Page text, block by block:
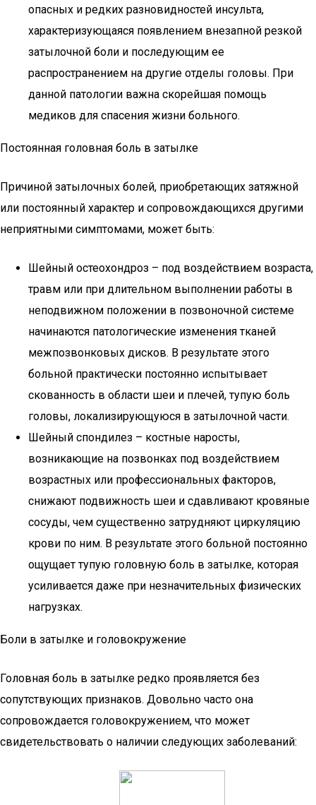
опасных и редких разновидностей инсульта,
характеризующаяся появлением внезапной резкой
затылочной боли и последующим ее
распространением на другие отделы головы. При
данной патологии важна скорейшая помощь
медиков для спасения жизни больного.
Постоянная головная боль в затылке
Причиной затылочных болей, приобретающих затяжной
или постоянный характер и сопровождающихся другими
неприятными симптомами, может быть:
Шейный остеохондроз – под воздействием возраста,
травм или при длительном выполнении работы в
неподвижном положении в позвоночной системе
начинаются патологические изменения тканей
межпозвонковых дисков. В результате этого
больной практически постоянно испытывает
скованность в области шеи и плечей, тупую боль
головы, локализирующуюся в затылочной части.
Шейный спондилез – костные наросты,
возникающие на позвонках под воздействием
возрастных или профессиональных факторов,
снижают подвижность шеи и сдавливают кровяные
сосуды, чем существенно затрудняют циркуляцию
крови по ним. В результате этого больной постоянно
ощущает тупую головную боль в затылке, которая
усиливается даже при незначительных физических
нагрузках.
Боли в затылке и головокружение
Головная боль в затылке редко проявляется без
сопутствующих признаков. Довольно часто она
сопровождается головокружением, что может
свидетельствовать о наличии следующих заболеваний: